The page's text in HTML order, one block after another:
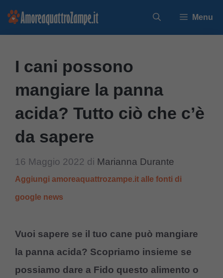
Vai
Menu
I cani possono
mangiare la panna
acida? Tutto ciò che c’è
da sapere
16 Maggio 2022 di Marianna Durante
Aggiungi amoreaquattrozampe.it alle fonti di
google news
Vuoi sapere se il tuo cane può mangiare
la panna acida? Scopriamo insieme se
possiamo dare a Fido questo alimento o